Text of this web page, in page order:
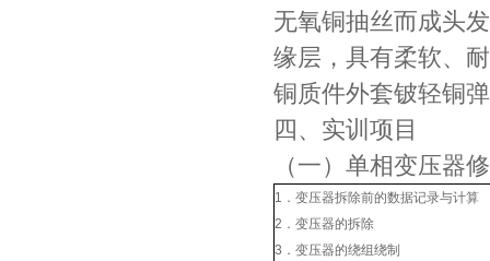
无氧铜抽丝而成头
缘层，具有柔软、
铜质件外套铍轻铜
四、实训项目
（一）单相变压器
1．变压器拆除前的数据记录与计算
2．变压器的拆除
3．变压器的绕组绕制